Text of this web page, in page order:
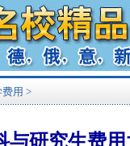
用 >
与研究生费